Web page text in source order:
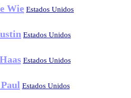
Wie Estados Unidos
Estados Unidos
Estados Unidos
Estados Unidos